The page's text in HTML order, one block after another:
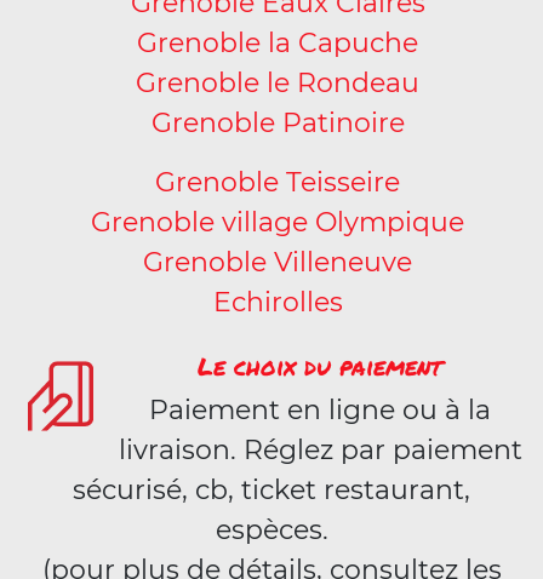
Grenoble la Capuche
Grenoble le Rondeau
Grenoble Patinoire
Grenoble Teisseire
Grenoble village Olympique
Grenoble Villeneuve
Echirolles
Le choix du paiement
Paiement en ligne ou à la
livraison. Réglez par paiement
sécurisé, cb, ticket restaurant,
espèces.
(pour plus de détails, consultez les